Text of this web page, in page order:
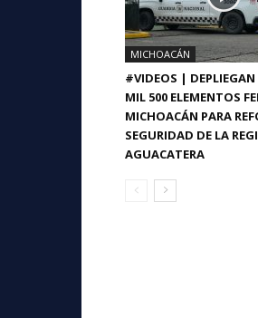
MICHOACÁN
#VIDEOS | DEPLIEGAN
MIL 500 ELEMENTOS
MICHOACÁN PARA
SEGURIDAD DE LA
AGUACATERA